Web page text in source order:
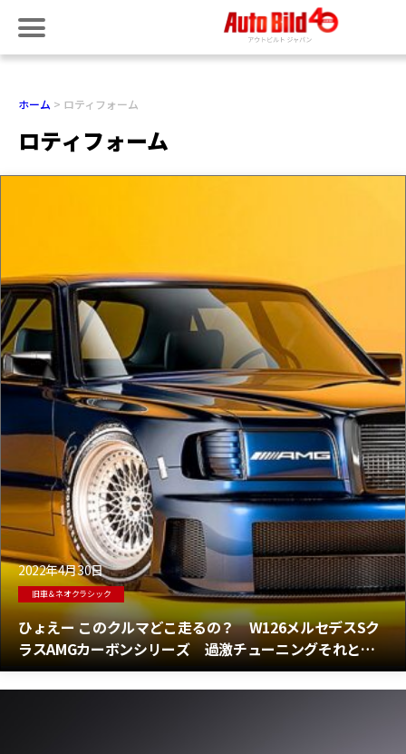
ホーム ロティフォーム
ロティフォーム
2022年4月30日
旧車＆ネオクラシック
ひょえー このクルマどこ走るの？ W126メルセデスSク
ラスAMGカーボンシリーズ 過激チューニングそれとも
レストモッド？